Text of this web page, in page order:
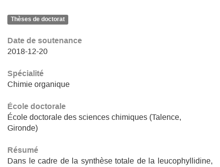
Thèses de doctorat
Date de soutenance
2018-12-20
Spécialité
Chimie organique
École doctorale
École doctorale des sciences chimiques (Talence,
Gironde)
Résumé
Dans le cadre de la synthèse totale de la leucophyllidine,